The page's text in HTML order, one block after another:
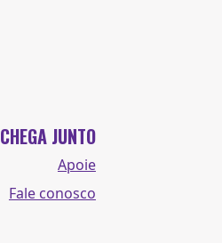
CHEGA JUNTO
Apoie
Fale conosco